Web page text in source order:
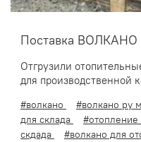
Поставка ВОЛКАНО
Отгрузили
для производственной
#волкано #волкано ру
для склада
#отопление
скдада
#волкано для